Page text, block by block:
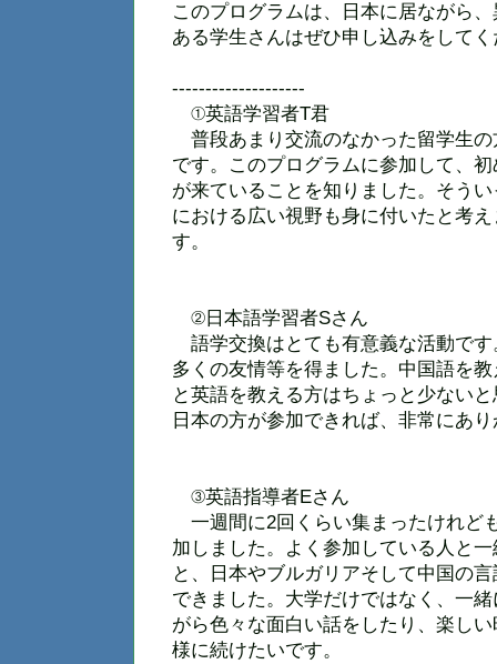
このプログラムは、日本に居ながら
ある学生さんはぜひ申し込みをして
--------------------
①英語学習者T君
普段あまり交流のなかった留学生
です。このプログラムに参加して、
が来ていることを知りました。そう
における広い視野も身に付いたと考
す。
②日本語学習者Sさん
語学交換はとても有意義な活動で
多くの友情等を得ました。中国語を
と英語を教える方はちょっと少ない
日本の方が参加できれば、非常にあ
③英語指導者Eさん
一週間に2回くらい集まったけれど
加しました。よく参加している人と
と、日本やブルガリアそして中国の
できました。大学だけではなく、一
がら色々な面白い話をしたり、楽し
様に続けたいです。